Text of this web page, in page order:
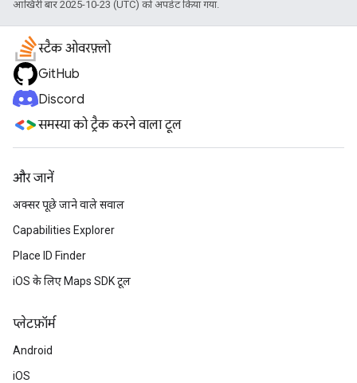
आखिरी बार 2025-10-23 (UTC) को अपडेट किया गया.
स्टैक ओवरफ़्लो
GitHub
Discord
समस्या को ट्रैक करने वाला टूल
और जानें
अक्सर पूछे जाने वाले सवाल
Capabilities Explorer
Place ID Finder
iOS के लिए Maps SDK टूल
प्‍लेटफ़ॉर्म
Android
iOS